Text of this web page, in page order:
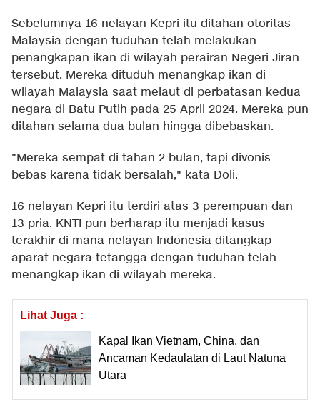
Sebelumnya 16 nelayan Kepri itu ditahan otoritas
Malaysia dengan tuduhan telah melakukan
penangkapan ikan di wilayah perairan Negeri Jiran
tersebut. Mereka dituduh menangkap ikan di
wilayah Malaysia saat melaut di perbatasan kedua
negara di Batu Putih pada 25 April 2024. Mereka pun
ditahan selama dua bulan hingga dibebaskan.
"Mereka sempat di tahan 2 bulan, tapi divonis
bebas karena tidak bersalah," kata Doli.
16 nelayan Kepri itu terdiri atas 3 perempuan dan
13 pria. KNTI pun berharap itu menjadi kasus
terakhir di mana nelayan Indonesia ditangkap
aparat negara tetangga dengan tuduhan telah
menangkap ikan di wilayah mereka.
Lihat Juga :
Kapal Ikan Vietnam, China, dan
Ancaman Kedaulatan di Laut Natuna
Utara